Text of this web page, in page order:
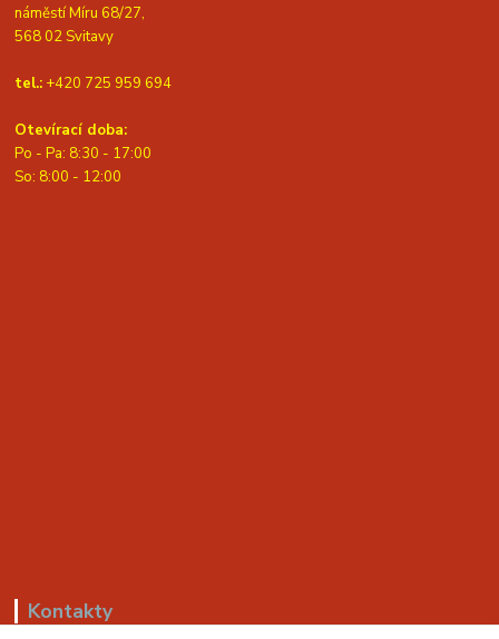
náměstí Míru 68/27,
568 02 Svitavy
tel.: +420 725 959 694
Otevírací doba:
Po - Pa: 8:30 - 17:00
So: 8:00 - 12:00
Kontakty